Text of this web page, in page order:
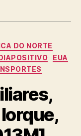
DO NORTE
EUA